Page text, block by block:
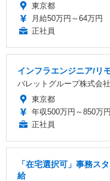
東京都
月給50万円～64万円
正社員
インフラエンジニア/リ
バレットグループ株式会社
東京都
年収500万円～850万円
正社員
「在宅選択可」事務ス
給